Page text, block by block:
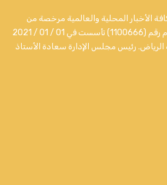
الأخبار المحلية والعالمية مرخصة من
الهيئة العامة لتنظيم الإعلام رقم (1100666) تأسست في 01 / 01 / 2021
رئيس مجلس الإدارة سعادة الأستاذ